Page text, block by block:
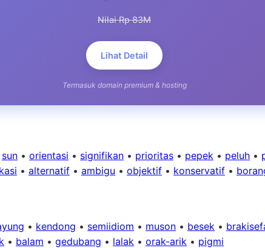
Nilai Rp 83M
Lihat Detail
Termasuk domain premium & hosting
sun • orientasi • signifikan • prioritas • pepek • peluh •
• alternatif • ambigu • objektif • konservatif •
• kendong • semiidiom • muson • besek •
• balam • gedubang • lalak • orak-arik • pigmi